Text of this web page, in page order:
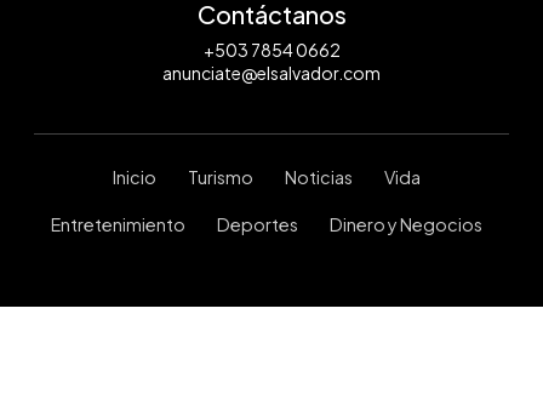
Contáctanos
+503 7854 0662
anunciate@elsalvador.com
Inicio Turismo Noticias Vida
Entretenimiento Deportes Dinero y Negocios